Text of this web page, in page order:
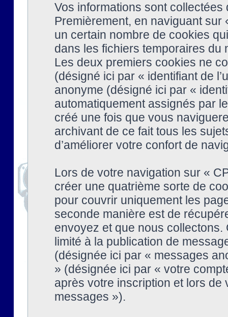
Vos informations sont
Premièrement, en naviguant
un certain nombre de cookies
dans les fichiers temporaires du
Les deux premiers cookies ne
(désigné ici par « identifiant de
anonyme (désigné ici par «
automatiquement assignés par
créé une fois que vous
archivant de ce fait tous les
d’améliorer votre confort de
Lors de votre navigation sur «
créer une quatrième sorte de
pour couvrir uniquement les
seconde manière est de
envoyez et que nous collectons.
limité à la publication de
(désignée ici par « messages
» (désignée ici par « votre
après votre inscription et lors
messages »).